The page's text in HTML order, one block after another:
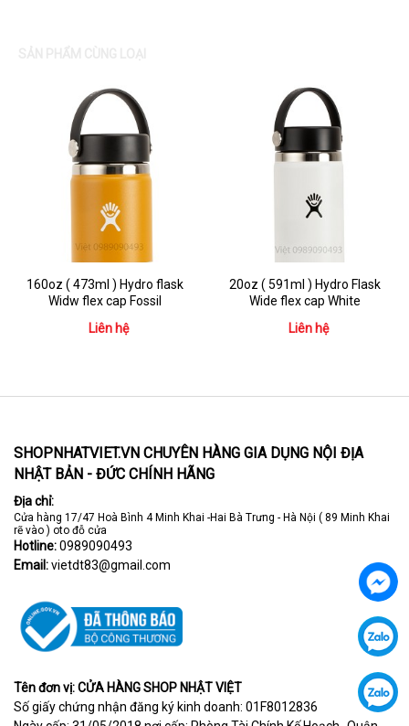
160oz ( 473ml ) Hydro flask
Widw flex cap Fossil
Liên hệ
20oz ( 591ml ) Hydro Flask
Wide flex cap White
Liên hệ
SHOPNHATVIET.VN CHUYÊN HÀNG GIA DỤNG NỘI ĐỊA
NHẬT BẢN - ĐỨC CHÍNH HÃNG
Địa chỉ:
Cửa hàng 17/47 Hoà Bình 4 Minh Khai -Hai Bà Trưng - Hà Nội ( 89 Minh Khai
rẽ vào ) oto đỗ cửa
Hotline:0989090493
Email:vietdt83@gmail.com
Tên đơn vị: CỬA HÀNG SHOP NHẬT VIỆT
Số giấy chứng nhận đăng ký kinh doanh: 01F8012836